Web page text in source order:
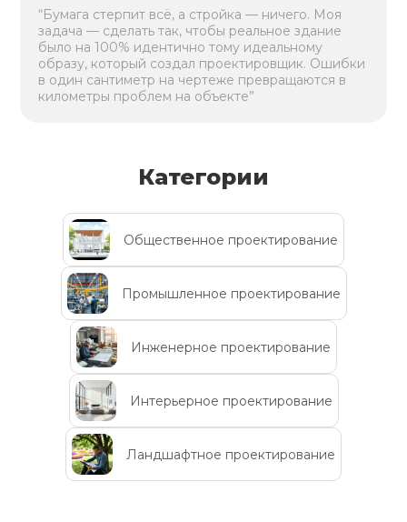
“Бумага стерпит всё, а стройка — ничего. Моя
задача — сделать так, чтобы реальное здание
было на 100% идентично тому идеальному
образу, который создал проектировщик. Ошибки
в один сантиметр на чертеже превращаются в
километры проблем на объекте”
Категории
Общественное проектирование
Промышленное проектирование
Инженерное проектирование
Интерьерное проектирование
Ландшафтное проектирование